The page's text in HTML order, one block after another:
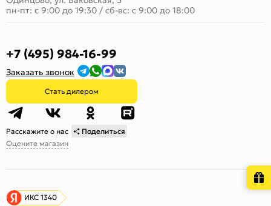
пн-пт: с 9:00 до 19:30 / сб-вс: с 9:00 до 18:00
+7 (495) 984-16-99
Заказать звонок
Стать дилером
Расскажите о нас
Поделиться
Оцените магазин
ИКС 1340